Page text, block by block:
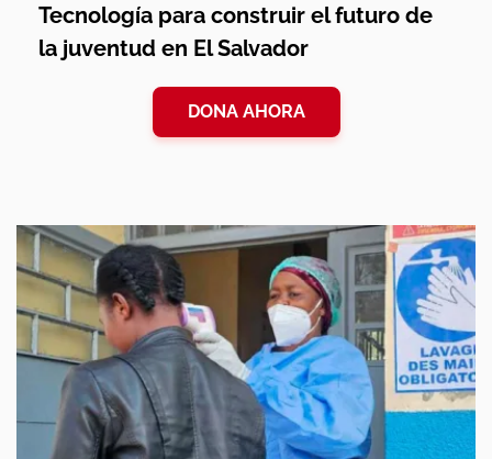
Tecnología para construir el futuro de
la juventud en El Salvador
DONA AHORA